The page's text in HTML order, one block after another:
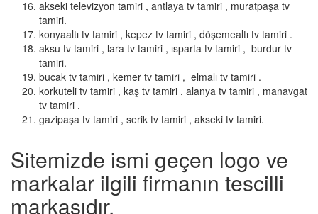
akseki televizyon tamiri , antlaya tv tamiri , muratpaşa tv
tamiri.
konyaaltı tv tamiri , kepez tv tamiri , döşemealtı tv tamiri .
aksu tv tamiri , lara tv tamiri , ısparta tv tamiri , burdur tv
tamiri.
bucak tv tamiri , kemer tv tamiri , elmalı tv tamiri .
korkuteli tv tamiri , kaş tv tamiri , alanya tv tamiri , manavgat
tv tamiri .
gazipaşa tv tamiri , serik tv tamiri , akseki tv tamiri.
Sitemizde ismi geçen logo ve
markalar ilgili firmanın tescilli
markasıdır.